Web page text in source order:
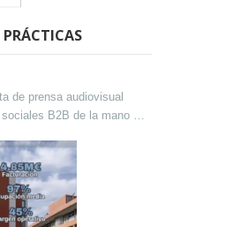
PRÁCTICAS
de prensa audiovisual
B2B de la mano de